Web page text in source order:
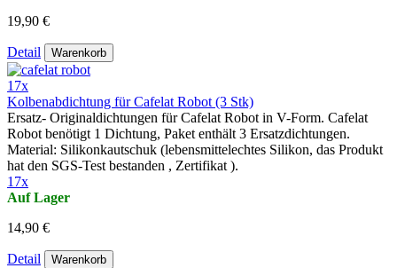
19,90 €
Detail Warenkorb
17x
Kolbenabdichtung für Cafelat Robot (3 Stk)
Ersatz- Originaldichtungen für Cafelat Robot in V-Form. Cafelat
Robot benötigt 1 Dichtung, Paket enthält 3 Ersatzdichtungen.
Material: Silikonkautschuk (lebensmittelechtes Silikon, das Produkt
hat den SGS-Test bestanden , Zertifikat ).
17x
Auf Lager
14,90 €
Detail Warenkorb